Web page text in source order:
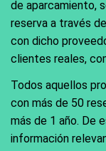
de aparcamiento,
reserva a través
con dicho
clientes reales,
Todos aquellos
con más de 50
más de 1 año. De
información